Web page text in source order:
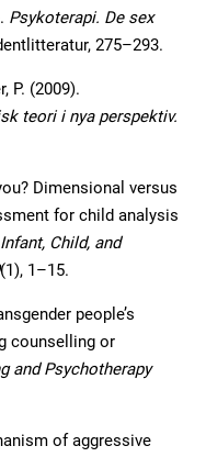
Psykoterapi. De sex
275–293.
P. (2009).
teori i nya perspektiv.
Dimensional versus
for child analysis
Child, and
(1), 1–15.
people’s
counselling or
and Psychotherapy
of aggressive